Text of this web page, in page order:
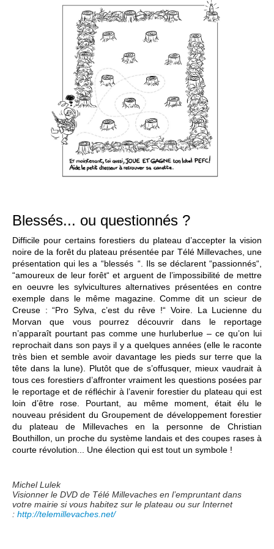
Blessés... ou questionnés ?
Difficile pour certains forestiers du plateau d’accepter la vision
noire de la forêt du plateau présentée par Télé Millevaches, une
présentation qui les a “blessés “. Ils se déclarent “passionnés“,
“amoureux de leur forêt“ et arguent de l’impossibilité de mettre
en oeuvre les sylvicultures alternatives présentées en contre
exemple dans le même magazine. Comme dit un scieur de
Creuse : “Pro Sylva, c’est du rêve !“ Voire. La Lucienne du
Morvan que vous pourrez découvrir dans le reportage
n’apparaît pourtant pas comme une hurluberlue – ce qu’on lui
reprochait dans son pays il y a quelques années (elle le raconte
très bien et semble avoir davantage les pieds sur terre que la
tête dans la lune). Plutôt que de s’offusquer, mieux vaudrait à
tous ces forestiers d’affronter vraiment les questions posées par
le reportage et de réfléchir à l’avenir forestier du plateau qui est
loin d’être rose. Pourtant, au même moment, était élu le
nouveau président du Groupement de développement forestier
du plateau de Millevaches en la personne de Christian
Bouthillon, un proche du système landais et des coupes rases à
courte révolution... Une élection qui est tout un symbole !
Michel Lulek
Visionner le DVD de Télé Millevaches en l’empruntant dans
votre mairie si vous habitez sur le plateau ou sur Internet
: http://telemillevaches.net/